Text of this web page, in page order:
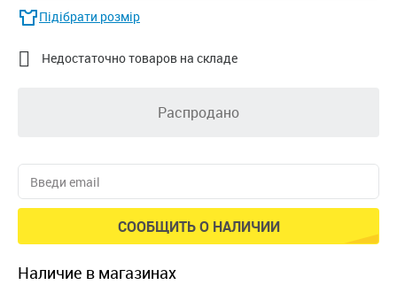
Підібрати розмір
 Недостаточно товаров на складе
Распродано
СООБЩИТЬ О НАЛИЧИИ
наличие в магазинах